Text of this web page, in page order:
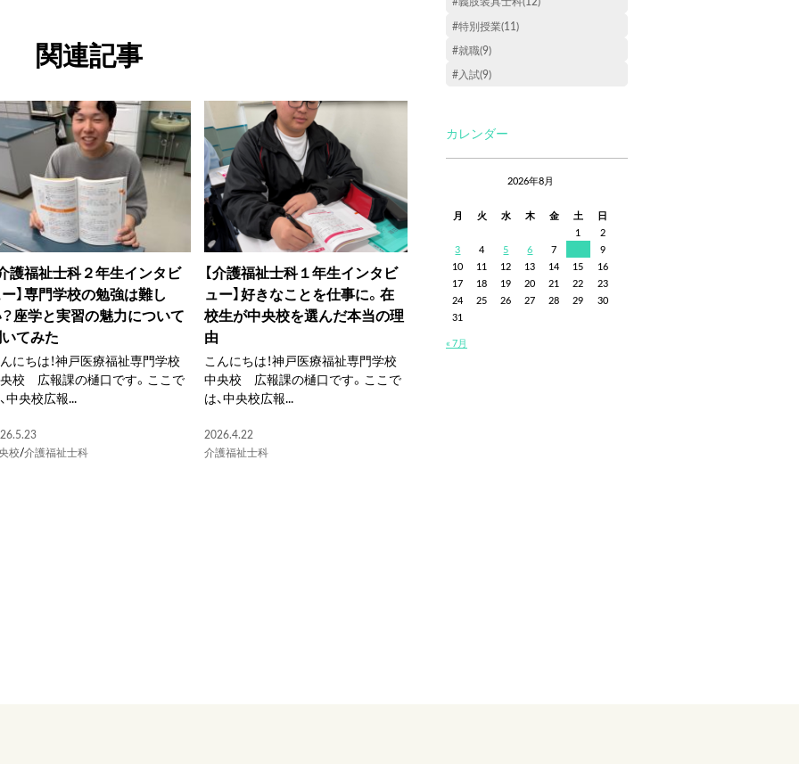
関連記事
護福祉士科２年生インタビ
】専門学校の勉強は難し
座学と実習の魅力について
てみた
にちは！神戸医療福祉専門学校
校 広報課の樋口です。ここで
中央校広報...
校/介護福祉士科
【介護福祉士科１年生インタビ
ュー】好きなことを仕事に。在
校生が中央校を選んだ本当の理
由
こんにちは！神戸医療福祉専門学校
中央校 広報課の樋口です。ここで
は、中央校広報...
2026.4.22
介護福祉士科
#特別授業(11)
#就職(9)
#入試(9)
カレンダー
2026年8月
月 火 水 木 金 土
日
1
2
3
4 5 6 7
9
10
11 12 13 14 15
16
17
18 19 20 21 22
23
24
25 26 27 28 29
30
31
« 7月